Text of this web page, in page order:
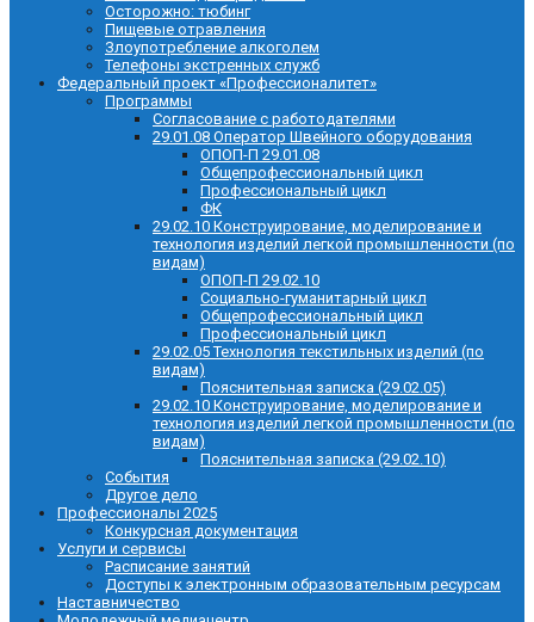
Осторожно: тюбинг
Пищевые отравления
Злоупотребление алкоголем
Телефоны экстренных служб
Федеральный проект «Профессионалитет»
Программы
Согласование с работодателями
29.01.08 Оператор Швейного оборудования
ОПОП-П 29.01.08
Общепрофессиональный цикл
Профессиональный цикл
ФК
29.02.10 Конструирование, моделирование и
технология изделий легкой промышленности (по
видам)
ОПОП-П 29.02.10
Социально-гуманитарный цикл
Общепрофессиональный цикл
Профессиональный цикл
29.02.05 Технология текстильных изделий (по
видам)
Пояснительная записка (29.02.05)
29.02.10 Конструирование, моделирование и
технология изделий легкой промышленности (по
видам)
Пояснительная записка (29.02.10)
События
Другое дело
Профессионалы 2025
Конкурсная документация
Услуги и сервисы
Расписание занятий
Доступы к электронным образовательным ресурсам
Наставничество